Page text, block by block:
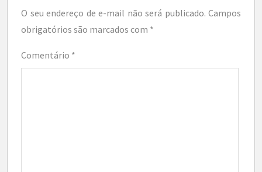
O seu endereço de e-mail não será publicado. Campos
obrigatórios são marcados com *
Comentário *